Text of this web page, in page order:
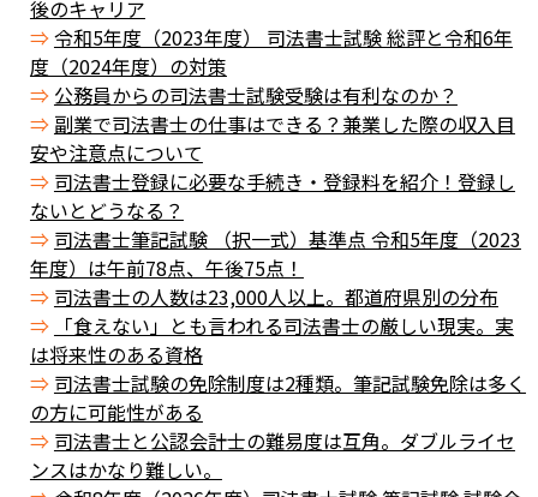
後のキャリア
令和5年度（2023年度） 司法書士試験 総評と令和6年
度（2024年度）の対策
公務員からの司法書士試験受験は有利なのか？
副業で司法書士の仕事はできる？兼業した際の収入目
安や注意点について
司法書士登録に必要な手続き・登録料を紹介！登録し
ないとどうなる？
司法書士筆記試験 （択一式）基準点 令和5年度（2023
年度）は午前78点、午後75点！
司法書士の人数は23,000人以上。都道府県別の分布
「食えない」とも言われる司法書士の厳しい現実。実
は将来性のある資格
司法書士試験の免除制度は2種類。筆記試験免除は多く
の方に可能性がある
司法書士と公認会計士の難易度は互角。ダブルライセ
ンスはかなり難しい。